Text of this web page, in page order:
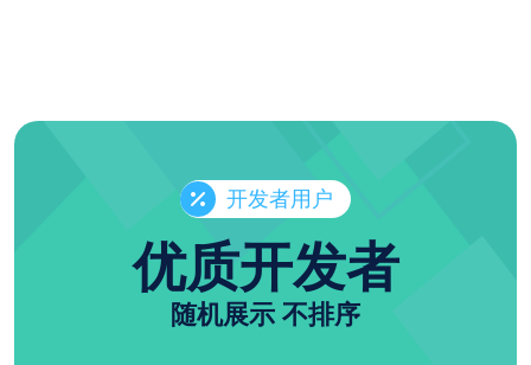
开发者用户
优质开发者
随机展示 不排序